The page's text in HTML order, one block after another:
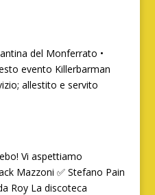
del Monferrato •
evento Killerbarman
allestito e servito
Vi aspettiamo
Mazzoni ✅ Stefano Pain
Roy La discoteca